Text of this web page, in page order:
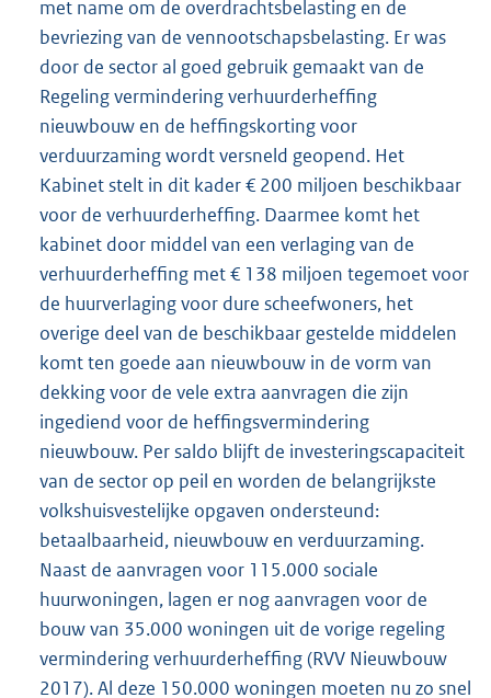
met name om de overdrachtsbelasting en de
bevriezing van de vennootschapsbelasting. Er was
door de sector al goed gebruik gemaakt van de
Regeling vermindering verhuurderheffing
nieuwbouw en de heffingskorting voor
verduurzaming wordt versneld geopend. Het
Kabinet stelt in dit kader € 200 miljoen beschikbaar
voor de verhuurderheffing. Daarmee komt het
kabinet door middel van een verlaging van de
verhuurderheffing met € 138 miljoen tegemoet voor
de huurverlaging voor dure scheefwoners, het
overige deel van de beschikbaar gestelde middelen
komt ten goede aan nieuwbouw in de vorm van
dekking voor de vele extra aanvragen die zijn
ingediend voor de heffingsvermindering
nieuwbouw. Per saldo blijft de investeringscapaciteit
van de sector op peil en worden de belangrijkste
volkshuisvestelijke opgaven ondersteund:
betaalbaarheid, nieuwbouw en verduurzaming.
Naast de aanvragen voor 115.000 sociale
huurwoningen, lagen er nog aanvragen voor de
bouw van 35.000 woningen uit de vorige regeling
vermindering verhuurderheffing (RVV Nieuwbouw
2017). Al deze 150.000 woningen moeten nu zo snel